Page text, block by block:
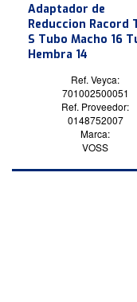
Adaptador de
Reduccion Racord
S Tubo Macho 16
Hembra 14
Ref. Veyca:
701002500051
Ref. Proveedor:
0148752007
Marca:
VOSS